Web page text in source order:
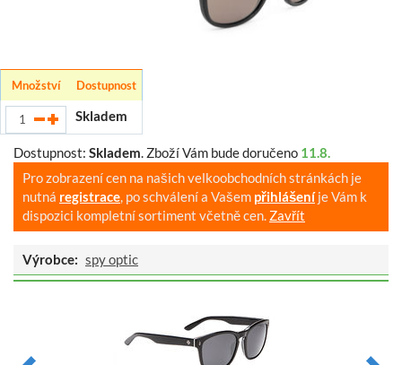
Množství Dostupnost
Skladem
Dostupnost: Skladem Zboží Vám bude doručeno 11.8.
Pro zobrazení cen na našich velkoobchodních stránkách je
nutná registrace , po schválení a Vašem přihlášeníje Vám k
dispozici kompletní sortiment včetně cen. Zavřít
Výrobce: spy optic